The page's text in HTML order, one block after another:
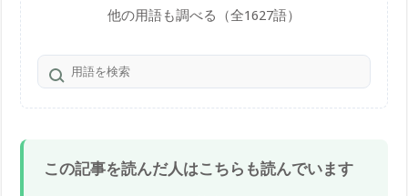
他の用語も調べる（全1627語）
この記事を読んだ人はこちらも読んでいます